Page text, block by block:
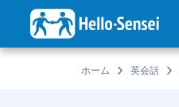
ン
ホーム 英会話